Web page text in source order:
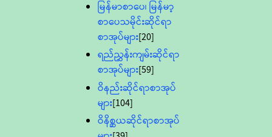
မြန်မာစာပေ၊ မြန်မာ့
စာပေသမိုင်းဆိုင်ရာ
စာအုပ်များ[20]
ရည်ညွှန်းကျမ်းဆိုင်ရာ
စာအုပ်များ[59]
ဝိနည်းဆိုင်ရာစာအုပ်
များ[104]
ဝိနိစ္ဆယဆိုင်ရာစာအုပ်